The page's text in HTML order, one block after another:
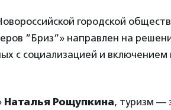
городской
”Бриз”» направлен на
с социализацией и включением
Наталья Рощупкина, туризм —